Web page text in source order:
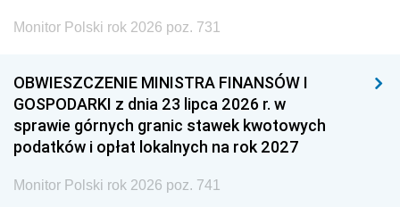
Monitor Polski rok 2026 poz. 731
OBWIESZCZENIE MINISTRA FINANSÓW I
GOSPODARKI z dnia 23 lipca 2026 r. w
sprawie górnych granic stawek kwotowych
podatków i opłat lokalnych na rok 2027
Monitor Polski rok 2026 poz. 741